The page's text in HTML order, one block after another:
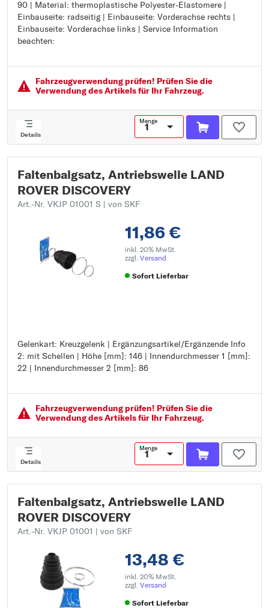
90 | Material: thermoplastische Polyester-Elastomere |
Einbauseite: radseitig | Einbauseite: Vorderachse rechts |
Einbauseite: Vorderachse links | Service Information
beachten:
Innendurchmesser 1 [mm]: 28
Innendurchmesser 2 [mm]: 90
Material: thermoplastische Polyester-Elastomere
Einbauseite: radseitig
Einbauseite: Vorderachse links
Service Information beachten:
Fahrzeugver­wendung prüfen! Prüfen Sie die
Verwendung des Artikels für Ihr Fahrzeug.
Details
Menge
Faltenbalgsatz, Antriebswelle LAND
ROVER DISCOVERY
Art.-Nr. VKJP 01001 S | von SKF
11,86 €
inkl. 20% MwSt.
zzgl. Versand
Sofort Lieferbar
Gelenkart: Kreuzgelenk | Ergänzungsartikel/Ergänzende Info
2: mit Schellen | Höhe [mm]: 146 | Innendurchmesser 1 [mm]:
22 | Innendurchmesser 2 [mm]: 86
Gelenkart: Kreuzgelenk
Ergänzungsartikel/Ergänzende Info 2: mit Schellen
Höhe [mm]: 146
Innendurchmesser 2 [mm]: 86
Fahrzeugver­wendung prüfen! Prüfen Sie die
Verwendung des Artikels für Ihr Fahrzeug.
Details
Menge
Faltenbalgsatz, Antriebswelle LAND
ROVER DISCOVERY
Art.-Nr. VKJP 01001 | von SKF
13,48 €
inkl. 20% MwSt.
zzgl. Versand
Sofort Lieferbar